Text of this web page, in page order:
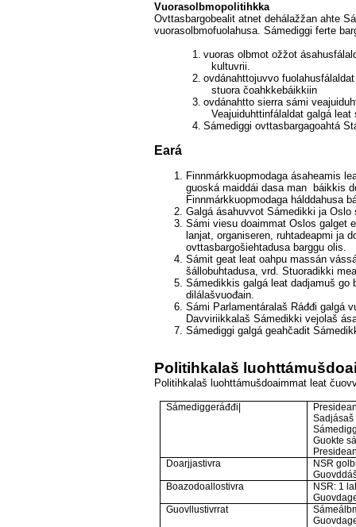
Vuorasolbmopolitihkka
Ovttasbargobealit atnet dehálažžan ahte
vuorasolbmofuolahusa. Sámediggi ferte
1. vuoras olbmot ožžot
kultuvrii.
2. ovdánahttojuvvo
stuora čoahkkebáikkiin
3. ovdánahtto sierra sámi
Veajuiduhttinfálaldat galgá leat
4. Sámediggi ovttasbargagoahtá
Eará
Finnmárkkuopmodaga ásaheamis
guoská maiddái dasa man
báikkis
Finnmárkkuopmodaga hálddahusa
Galgá ásahuvvot Sámedikki ja
Sámi viesu doaimmat Oslos galget
lanjat, organiseren, ruhtadeapmi ja
ovttasbargošiehtadusa barggu olis.
Sámit geat leat oahpu massán
šállobuhtadusa, vrd. Stuoradikki
Sámedikkis galgá leat dadjamuš go
dilálašvuođain.
Sámi Parlamentáralaš Ráđđi galgá
Davviriikkalaš Sámedikki vejolaš
Sámediggi galgá geahčadit
Politihkalaš
Politihkalaš luohttámušdoaimmat leat
Sámediggeráđđi|
Sadjásaš
Guokte
Doarjjastivra
NSR
Boazodoallostivra
NSR: 1
Guovllustivrrat